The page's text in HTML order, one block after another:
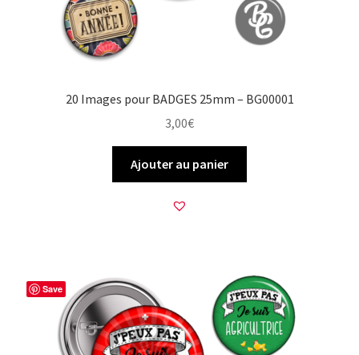
20 Images pour BADGES 25mm – BG00001
3,00€
Ajouter au panier
Save